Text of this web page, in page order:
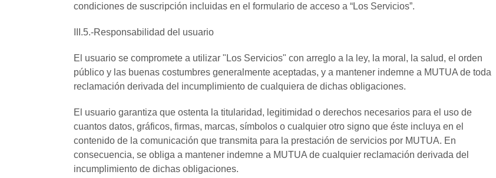
condiciones de suscripción incluidas en el formulario de acceso a “Los Servicios”.
III.5.-Responsabilidad del usuario
El usuario se compromete a utilizar "Los Servicios" con arreglo a la ley, la moral, la salud, el orden
público y las buenas costumbres generalmente aceptadas, y a mantener indemne a MUTUA de toda
reclamación derivada del incumplimiento de cualquiera de dichas obligaciones.
El usuario garantiza que ostenta la titularidad, legitimidad o derechos necesarios para el uso de
cuantos datos, gráficos, firmas, marcas, símbolos o cualquier otro signo que éste incluya en el
contenido de la comunicación que transmita para la prestación de servicios por MUTUA. En
consecuencia, se obliga a mantener indemne a MUTUA de cualquier reclamación derivada del
incumplimiento de dichas obligaciones.